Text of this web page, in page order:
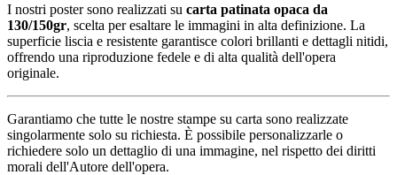
I nostri poster sono realizzati su carta patinata opaca da
130/150gr, scelta per esaltare le immagini in alta definizione. La
superficie liscia e resistente garantisce colori brillanti e dettagli nitidi,
offrendo una riproduzione fedele e di alta qualità dell'opera
originale.
Garantiamo che tutte le nostre stampe su carta sono realizzate
singolarmente solo su richiesta. È possibile personalizzarle o
richiedere solo un dettaglio di una immagine, nel rispetto dei diritti
morali dell'Autore dell'opera.